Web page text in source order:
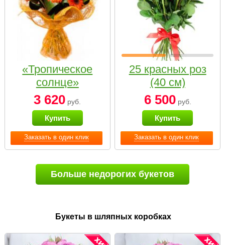
Заказать в один клик
«Тропическое
солнце»
3 620 руб.
Купить
Заказать в один клик
25 красных роз
(40 см)
6 500руб.
Купить
Больше недорогих букетов
Букеты в шляпных коробках